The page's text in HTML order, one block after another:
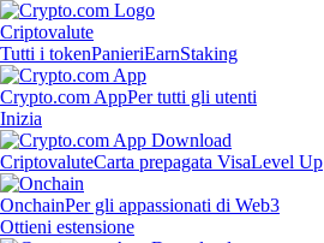
Criptovalute
Tutti i tokenPanieriEarnStaking
Crypto.com AppPer tutti gli utenti
Inizia
CriptovaluteCarta prepagata VisaLevel Up
OnchainPer gli appassionati di Web3
Ottieni estensione